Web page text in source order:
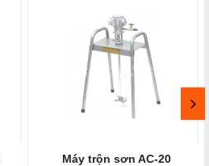
Máy trộn sơn AC-20